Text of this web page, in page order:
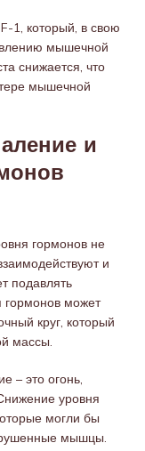
1, который, в свою
мышечной
снижается, что
мышечной
и
гормонов не
и
подавлять
гормонов может
круг, который
массы.
– это огонь,
уровня
могли бы
мышцы.